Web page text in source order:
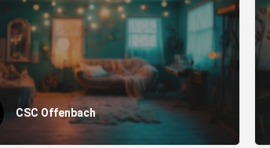
CSC Offenbach